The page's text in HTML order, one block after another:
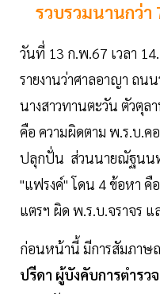
รวบรวมนานกว่า
วันที่ 13 ก.พ.67 เวลา
รายงานว่าศาลอาญา ถน
นางสาวทานตะวัน ตัวตุล
คือ ความผิดตาม พ.ร.บ.ค
ปลุกปั่น ส่วนนายณัฐนน
"แฟรงค์" โดน 4 ข้อหา คื
แตรฯ ผิด พ.ร.บ.จราจร
ก่อนหน้านี้ มีการสัมภาษ
ปรีดา ผู้บังคับการตำรว